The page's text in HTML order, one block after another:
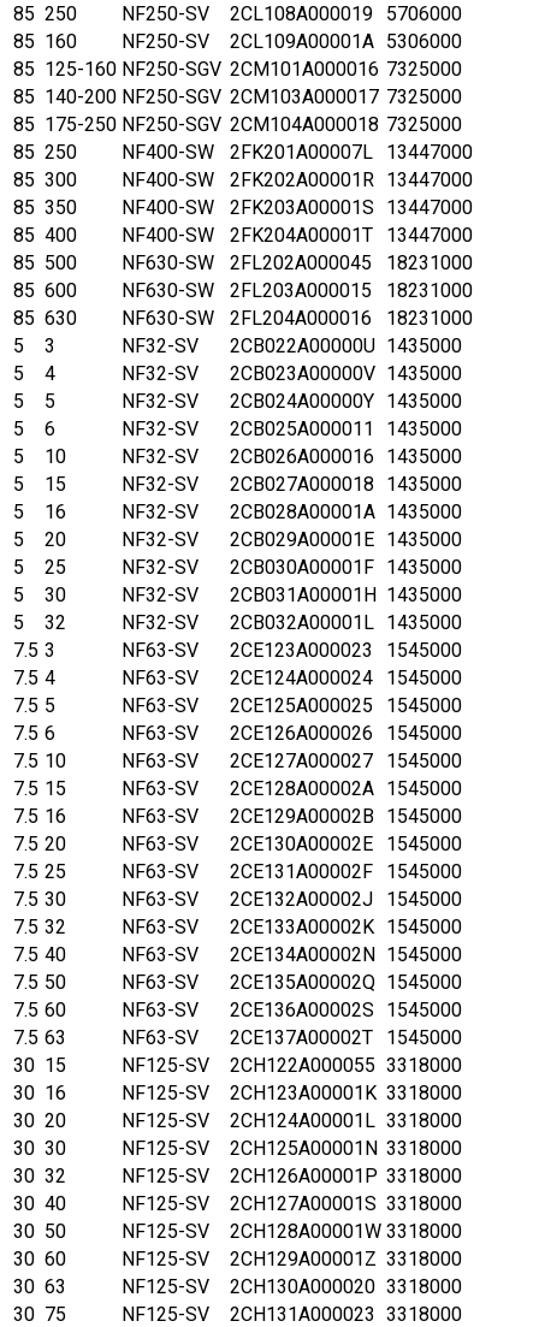
85 250 NF250-SV 2CL108A000019
5706000
85 160 NF250-SV 2CL109A00001A 5306000
85 125-160 NF250-SGV 2CM101A000016 7325000
85 140-200 NF250-SGV 2CM103A000017 7325000
85 175-250 NF250-SGV 2CM104A000018 7325000
85 250 NF400-SW 2FK201A00007L
13447000
85 300 NF400-SW 2FK202A00001R 13447000
85 350 NF400-SW 2FK203A00001S
13447000
85 400 NF400-SW 2FK204A00001T
13447000
85 500 NF630-SW 2FL202A000045
18231000
85 600 NF630-SW 2FL203A000015
18231000
85 630 NF630-SW 2FL204A000016
18231000
5
3 NF32-SV 2CB022A00000U 1435000
5
4 NF32-SV 2CB023A00000V 1435000
5
5 NF32-SV 2CB024A00000Y 1435000
5
6 NF32-SV 2CB025A000011
1435000
5
10 NF32-SV 2CB026A000016
1435000
5
15 NF32-SV 2CB027A000018
1435000
5
16 NF32-SV 2CB028A00001A 1435000
5
20 NF32-SV 2CB029A00001E 1435000
5
25 NF32-SV 2CB030A00001F 1435000
5
30 NF32-SV 2CB031A00001H 1435000
5
32 NF32-SV 2CB032A00001L 1435000
7.5 3 NF63-SV 2CE123A000023
1545000
7.5 4 NF63-SV 2CE124A000024
1545000
7.5 5 NF63-SV 2CE125A000025
1545000
7.5 6 NF63-SV 2CE126A000026
1545000
7.5 10 NF63-SV 2CE127A000027
1545000
7.5 15 NF63-SV 2CE128A00002A 1545000
7.5 16 NF63-SV 2CE129A00002B 1545000
7.5 20 NF63-SV 2CE130A00002E
1545000
7.5 25 NF63-SV 2CE131A00002F
1545000
7.5 30 NF63-SV 2CE132A00002J
1545000
7.5 32 NF63-SV 2CE133A00002K 1545000
7.5 40 NF63-SV 2CE134A00002N 1545000
7.5 50 NF63-SV 2CE135A00002Q 1545000
7.5 60 NF63-SV 2CE136A00002S
1545000
7.5 63 NF63-SV 2CE137A00002T
1545000
30 15 NF125-SV 2CH122A000055 3318000
30 16 NF125-SV 2CH123A00001K 3318000
30 20 NF125-SV 2CH124A00001L 3318000
30 30 NF125-SV 2CH125A00001N 3318000
30 32 NF125-SV 2CH126A00001P 3318000
30 40 NF125-SV 2CH127A00001S 3318000
30 50 NF125-SV 2CH128A00001W 3318000
30 60 NF125-SV 2CH129A00001Z 3318000
30 63 NF125-SV 2CH130A000020 3318000
30 75 NF125-SV 2CH131A000023 3318000